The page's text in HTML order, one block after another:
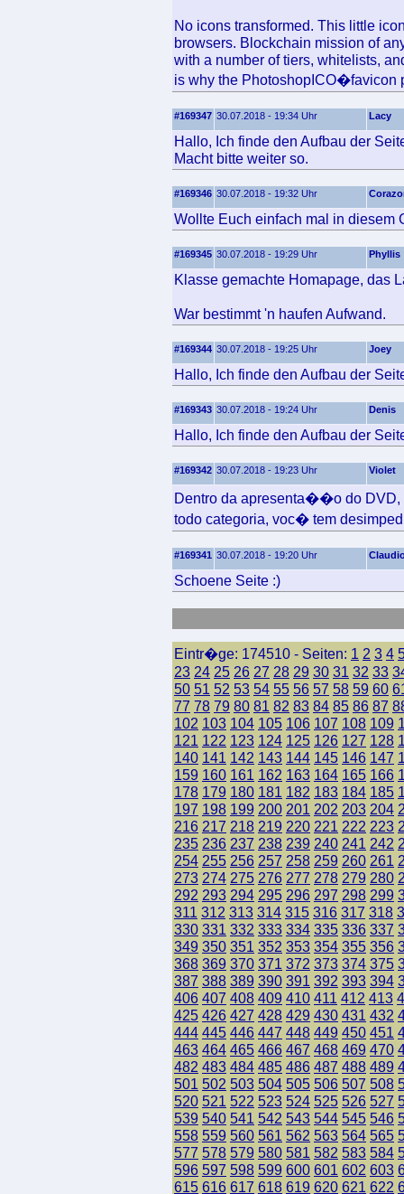
No icons transformed. This little
browsers. Blockchain mission of
with a number of tiers, whitelists,
is why the PhotoshopICO�favicon
#169347 30.07.2018 - 19:34 Uhr Lacy
Hallo, Ich finde den Aufbau der
Macht bitte weiter so.
#169346 30.07.2018 - 19:32 Uhr
Wollte Euch einfach mal in diesem
#169345 30.07.2018 - 19:29 Uhr Phyllis
Klasse gemachte Homapage, das
War bestimmt 'n haufen Aufwand.
#169344 30.07.2018 - 19:25 Uhr Joey
Hallo, Ich finde den Aufbau der
#169343 30.07.2018 - 19:24 Uhr Denis
Hallo, Ich finde den Aufbau der
#169342 30.07.2018 - 19:23 Uhr Violet
Dentro da apresenta��o do DVD,
todo categoria, voc� tem
#169341 30.07.2018 - 19:20 Uhr
Schoene Seite :)
Eintr�ge: 174510 - Seiten: 1 2 3 4
23 24 25 26 27 28 29 30 31 32 33
50 51 52 53 54 55 56 57 58 59 60
77 78 79 80 81 82 83 84 85 86 87
102 103 104 105 106 107 108 109
121 122 123 124 125 126 127 128
140 141 142 143 144 145 146 147
159 160 161 162 163 164 165 166
178 179 180 181 182 183 184 185
197 198 199 200 201 202 203 204
216 217 218 219 220 221 222 223
235 236 237 238 239 240 241 242
254 255 256 257 258 259 260 261
273 274 275 276 277 278 279 280
292 293 294 295 296 297 298 299
311 312 313 314 315 316 317 318
330 331 332 333 334 335 336 337
349 350 351 352 353 354 355 356
368 369 370 371 372 373 374 375
387 388 389 390 391 392 393 394
406 407 408 409 410 411 412 413
425 426 427 428 429 430 431 432
444 445 446 447 448 449 450 451
463 464 465 466 467 468 469 470
482 483 484 485 486 487 488 489
501 502 503 504 505 506 507 508
520 521 522 523 524 525 526 527
539 540 541 542 543 544 545 546
558 559 560 561 562 563 564 565
577 578 579 580 581 582 583 584
596 597 598 599 600 601 602 603
615 616 617 618 619 620 621 622